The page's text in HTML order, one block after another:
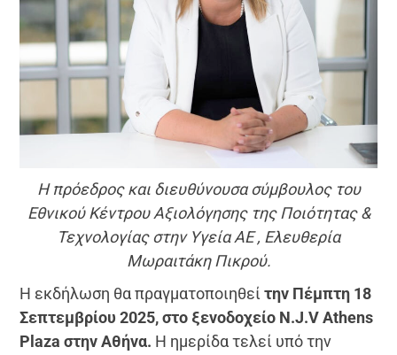
Η πρόεδρος και διευθύνουσα σύμβουλος του
Εθνικού Κέντρου Αξιολόγησης της Ποιότητας &
Τεχνολογίας στην Υγεία ΑΕ , Ελευθερία
Μωραιτάκη Πικρού.
Η εκδήλωση θα πραγματοποιηθείτην Πέμπτη 18
Σεπτεμβρίου 2025, στο ξενοδοχείο N.J.V Athens
Plaza στην Αθήνα. Η ημερίδα τελεί υπό την